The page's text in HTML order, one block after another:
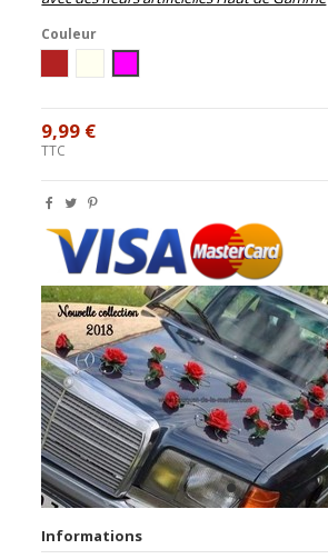
Couleur
9,99 €
TTC
Informations